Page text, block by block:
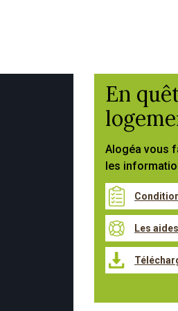
En
Alogéa vous
les
Les